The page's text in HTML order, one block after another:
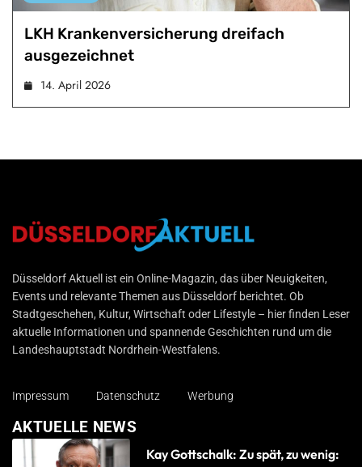
LKH Krankenversicherung dreifach
ausgezeichnet
14. April 2026
Düsseldorf Aktuell
Düsseldorf Aktuell ist ein Online-Magazin, das über Neuigkeiten,
Events und relevante Themen aus Düsseldorf berichtet. Ob
Stadtgeschehen, Kultur, Wirtschaft oder Lifestyle – hier finden Leser
aktuelle Informationen und spannende Geschichten rund um die
Landeshauptstadt Nordrhein-Westfalens.
Impressum Datenschutz Werbung
AKTUELLE NEWS
Kay Gottschalk: Zu spät, zu wenig: